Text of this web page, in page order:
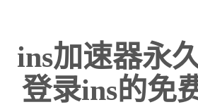
ins加速器永
登录ins的免